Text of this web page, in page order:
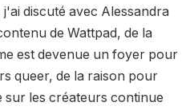
discuté avec Alessandra
de Wattpad, de la
est devenue un foyer pour
queer, de la raison pour
sur les créateurs continue